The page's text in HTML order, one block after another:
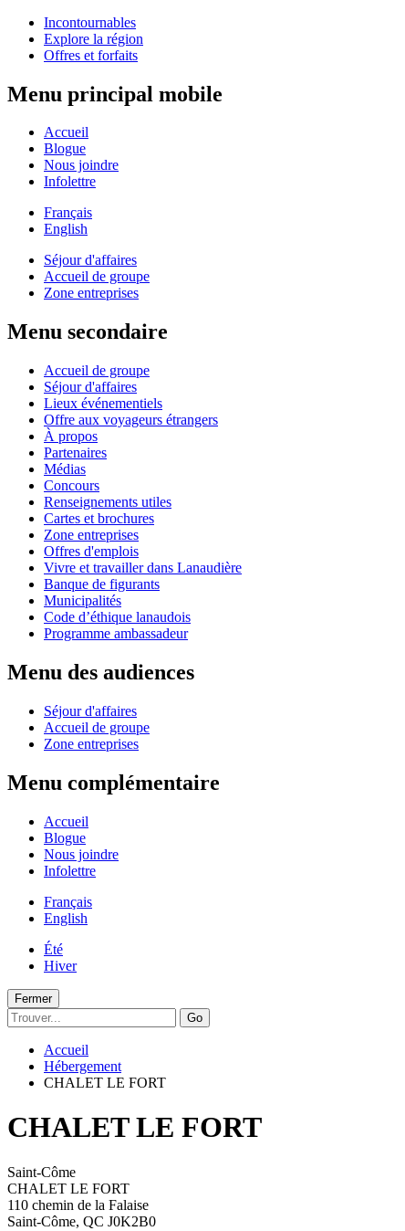
Incontournables
Explore la région
Offres et forfaits
Menu principal mobile
Accueil
Blogue
Nous joindre
Infolettre
Français
English
Séjour d'affaires
Accueil de groupe
Zone entreprises
Menu secondaire
Accueil de groupe
Séjour d'affaires
Lieux événementiels
Offre aux voyageurs étrangers
À propos
Partenaires
Médias
Concours
Renseignements utiles
Cartes et brochures
Zone entreprises
Offres d'emplois
Vivre et travailler dans Lanaudière
Banque de figurants
Municipalités
Code d’éthique lanaudois
Programme ambassadeur
Menu des audiences
Séjour d'affaires
Accueil de groupe
Zone entreprises
Menu complémentaire
Accueil
Blogue
Nous joindre
Infolettre
Français
English
Été
Hiver
Fermer
Go
Accueil
Hébergement
CHALET LE FORT
CHALET LE FORT
Saint-Côme
CHALET LE FORT
110 chemin de la Falaise
Saint-Côme, QC J0K2B0